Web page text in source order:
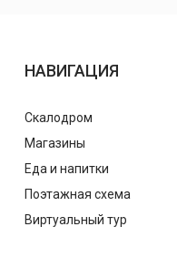
НАВИГАЦИЯ
Скалодром
Магазины
Еда и напитки
Поэтажная схема
Виртуальный тур